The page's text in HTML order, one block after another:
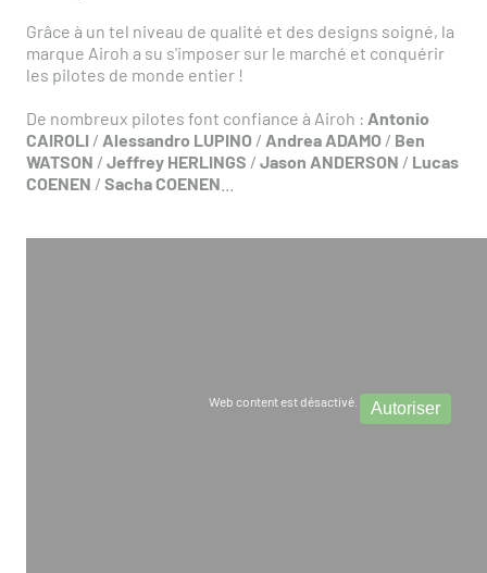
Grâce à un tel niveau de qualité et des designs soigné, la
marque Airoh a su s'imposer sur le marché et conquérir
les pilotes de monde entier !
De nombreux pilotes font confiance à Airoh : Antonio
CAIROLI / Alessandro LUPINO / Andrea ADAMO / Ben
WATSON / Jeffrey HERLINGS / Jason ANDERSON / Lucas
COENEN / Sacha COENEN
Web content est désactivé. Autoriser